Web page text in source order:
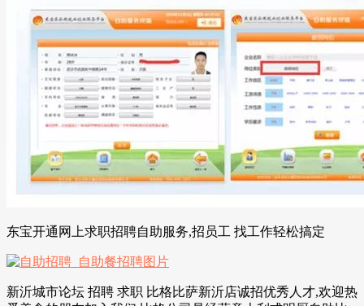
东宝开通网上求职招聘自助服务,招员工 找工作轻松搞定
新沂城市论坛 招聘 求职 比格比萨新沂店诚招优秀人才,欢迎热